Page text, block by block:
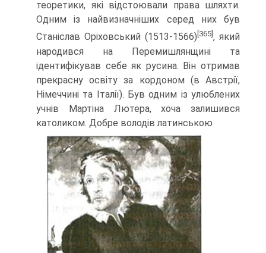
теоретики, які відстоювали права шлях­ти.
Одним із найвизначніших серед них був
Станіслав Оріховський (1513-1566) [365] , який
народився на Перемишлянщині та
ідентифікував себе як русина. Він отримав
прекрасну освіту за кордоном (в Австрії,
Німеччині та Італії). Був одним із улюбле­них
учнів Мартіна Лютера, хоча залишився
католиком. Добре володів латинською